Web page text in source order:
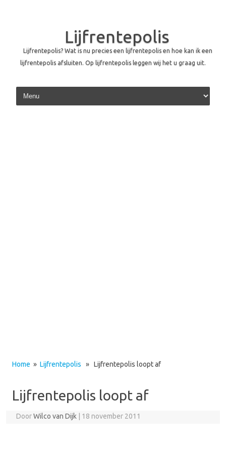
Lijfrentepolis
Lijfrentepolis? Wat is nu precies een lijfrentepolis en hoe kan ik een
lijfrentepolis afsluiten. Op lijfrentepolis leggen wij het u graag uit.
Skip to content
Home » Lijfrentepolis » Lijfrentepolis loopt af
Lijfrentepolis loopt af
DoorWilco van Dijk 18 november 2011